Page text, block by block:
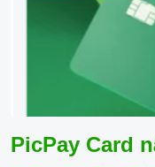
PicPay Card